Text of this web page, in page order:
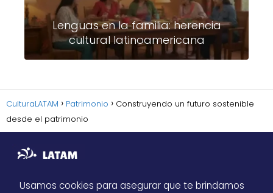
Lenguas en la familia: herencia
cultural latinoamericana
CulturaLATAM Patrimonio
Construyendo un futuro sostenible
desde el patrimonio
Usamos cookies para asegurar que te brindamos